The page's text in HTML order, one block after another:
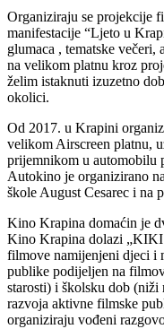
Organiziraju se projekcije
manifestacije “Ljeto u
glumaca , tematske
na velikom platnu kroz
želim istaknuti izuzetno
okolici.
Od 2017. u Krapini
velikom Airscreen platnu,
prijemnikom u automobilu
Autokino je organizirano
škole August Cesarec i na
Kino Krapina domaćin je
Kino Krapina dolazi „KIKI
filmove namijenjeni djeci i
publike podijeljen na
starosti) i školsku dob (niži
razvoja aktivne filmske
organiziraju vođeni